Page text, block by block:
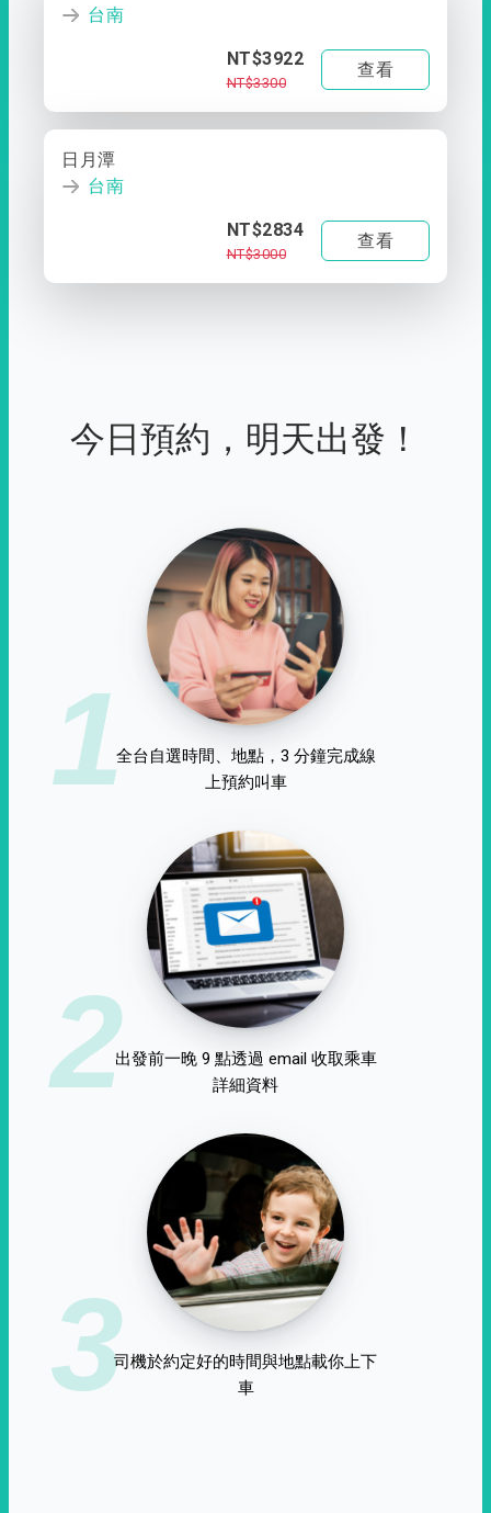
台南
NT$3922
NT$3300
查看
日月潭
台南
NT$2834
NT$3000
查看
今日預約，明天出發！
1全台自選時間、地點，3 分鐘完成線
上預約叫車
2出發前一晚 9 點透過 email 收取乘車
詳細資料
3司機於約定好的時間與地點載你上下
車